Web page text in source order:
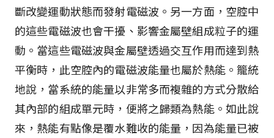
斷改變運動狀態而發射電磁波。另一方面，空腔中
的這些電磁波也會干擾、影響金屬壁組成粒子的運
動。當這些電磁波與金屬壁透過交互作用而達到熱
平衡時，此空腔內的電磁波能量也屬於熱能。籠統
地說，當系統的能量以非常多而複雜的方式分散給
其內部的組成單元時，便將之歸類為熱能。如此說
來，熱能有點像是覆水難收的能量，因為能量已被